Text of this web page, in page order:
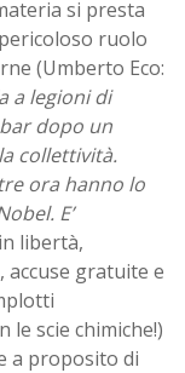
si presta
ruolo
(Umberto Eco:
a legioni di
dopo un
collettività.
ora hanno lo
E’
libertà,
gratuite e
le scie chimiche!)
a proposito di